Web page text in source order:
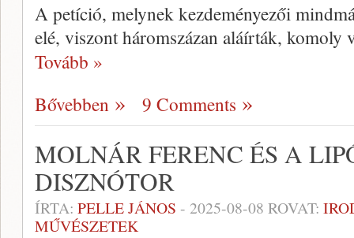
A petíció, melynek kezdeményezői
elé, viszont háromszázan aláírták,
Tovább »
Bővebben
9 Comments
MOLNÁR FERENC ÉS A
DISZNÓTOR
ÍRTA: PELLE JÁNOS - 2025-08-08 ROVAT:
MŰVÉSZETEK